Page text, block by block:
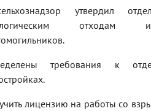
утвердил
отходам
требования к
лицензию на работы со